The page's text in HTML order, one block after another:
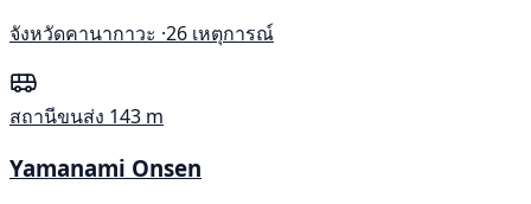
จังหวัดคานากาวะ ·26 เหตุการณ์
สถานีขนส่ง 143 m
Yamanami Onsen